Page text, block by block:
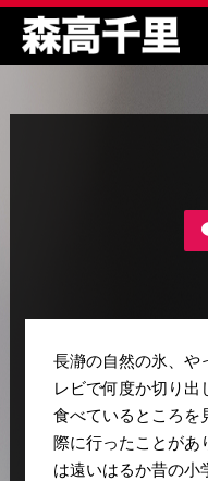
長瀞の自然の氷、や
レビで何度か切り出
食べているところを
際に行ったことがあ
は遠いはるか昔の小